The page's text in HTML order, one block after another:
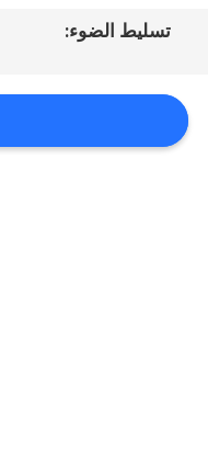
اطلب
اقتباس
تسليط الضوء: